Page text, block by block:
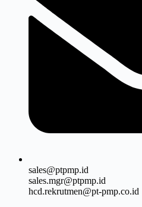
sales@ptpmp.id
sales.mgr@ptpmp.id
hcd.rekrutmen@pt-pmp.co.id